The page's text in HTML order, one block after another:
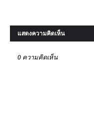
แสดงความคิดเห็น
0 ความคิดเห็น